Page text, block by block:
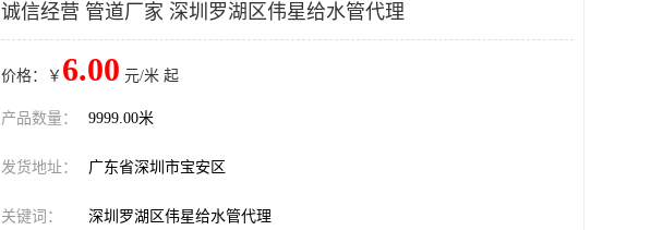
诚信经营 管道厂家 深圳罗湖区伟星给水管代理
价格：￥ 6.00 元/米 起
产品数量： 9999.00米
发货地址： 广东省深圳市宝安区
关键词： 深圳罗湖区伟星给水管代理